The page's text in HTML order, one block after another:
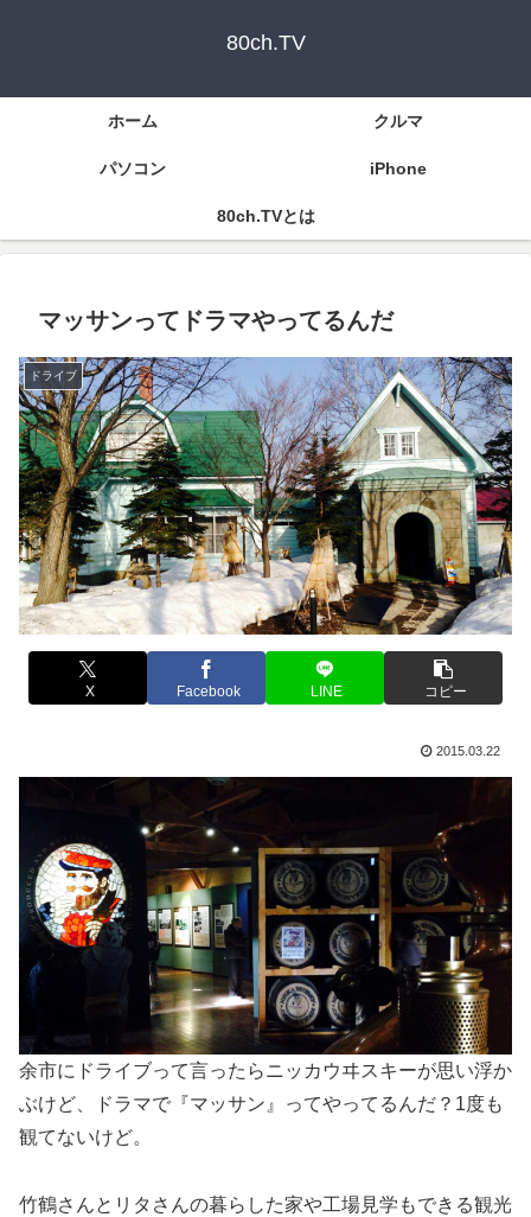
80ch.TV
ホーム クルマ
パソコン iPhone
80ch.TVとは
マッサンってドラマやってるんだ
ドライブ
X Facebook LINE コピー
2015.03.22
余市にドライブって言ったらニッカウヰスキーが思い浮か
ぶけど、ドラマで『マッサン』ってやってるんだ？1度も
観てないけど。
竹鶴さんとリタさんの暮らした家や工場見学もできる観光